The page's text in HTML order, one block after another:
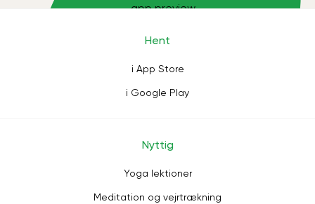
Hent
i App Store
i Google Play
Nyttig
Yoga lektioner
Meditation og vejrtrækning